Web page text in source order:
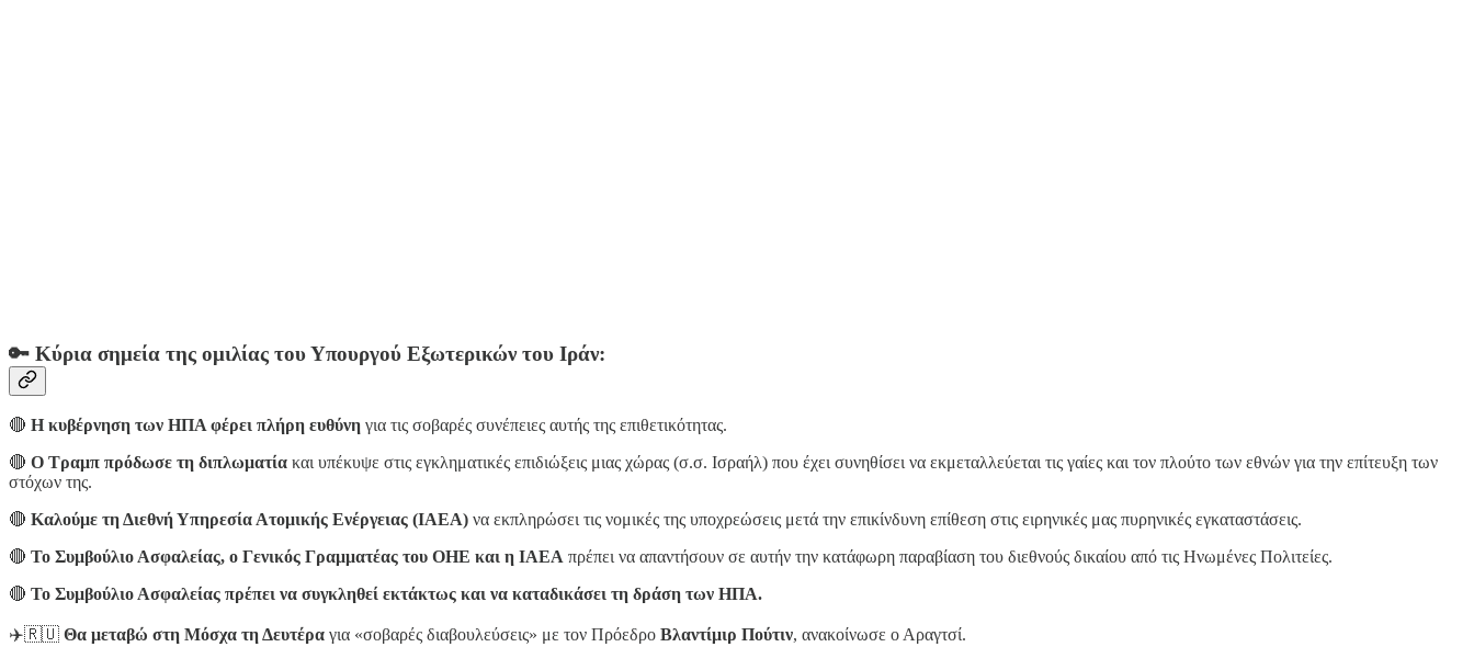
🔑 Κύρια σημεία της ομιλίας του Υπουργού Εξωτερικών του Ιράν:
🔴 Η κυβέρνηση των ΗΠΑ φέρει πλήρη ευθύνη για τις σοβαρές συνέπειες αυτής της επιθετικότητας.
🔴 Ο Τραμπ πρόδωσε τη διπλωματία και υπέκυψε στις εγκληματικές επιδιώξεις μιας χώρας (σ.σ. Ισραήλ) που έχει συνηθίσει να εκμεταλλεύεται τις γαίες και τον πλούτο των εθνών για την επίτευξη των
στόχων της.
🔴 Καλούμε τη Διεθνή Υπηρεσία Ατομικής Ενέργειας (ΙΑΕΑ) να εκπληρώσει τις νομικές της υποχρεώσεις μετά την επικίνδυνη επίθεση στις ειρηνικές μας πυρηνικές εγκαταστάσεις.
🔴 Το Συμβούλιο Ασφαλείας, ο Γενικός Γραμματέας του ΟΗΕ και η ΙΑΕΑ πρέπει να απαντήσουν σε αυτήν την κατάφωρη παραβίαση του διεθνούς δικαίου από τις Ηνωμένες Πολιτείες.
🔴 Το Συμβούλιο Ασφαλείας πρέπει να συγκληθεί εκτάκτως και να καταδικάσει τη δράση των ΗΠΑ.
✈️🇷🇺 Θα μεταβώ στη Μόσχα τη Δευτέρα για «σοβαρές διαβουλεύσεις» με τον Πρόεδρο Βλαντίμιρ Πούτιν, ανακοίνωσε ο Αραγτσί.